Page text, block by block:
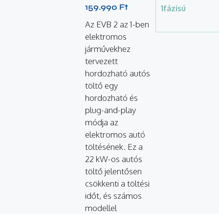
159.990 Ft
Az EVB 2 az 1-ben
elektromos
járművekhez
tervezett
hordozható autós
töltő egy
hordozható és
plug-and-play
módja az
elektromos autó
töltésének. Ez a
22 kW-os autós
töltő jelentősen
csökkenti a töltési
időt, és számos
modellel
1fázisú